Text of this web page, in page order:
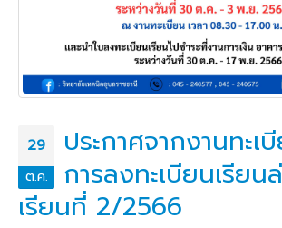
29
ต.ค.
ประกาศจากงานทะเ
การลงทะเบียนเรียน
เรียนที่ 2/2566